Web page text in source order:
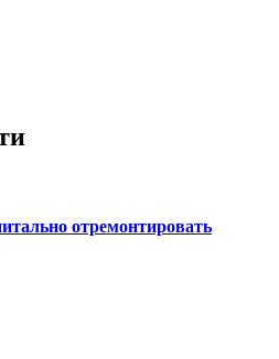
отремонтировать